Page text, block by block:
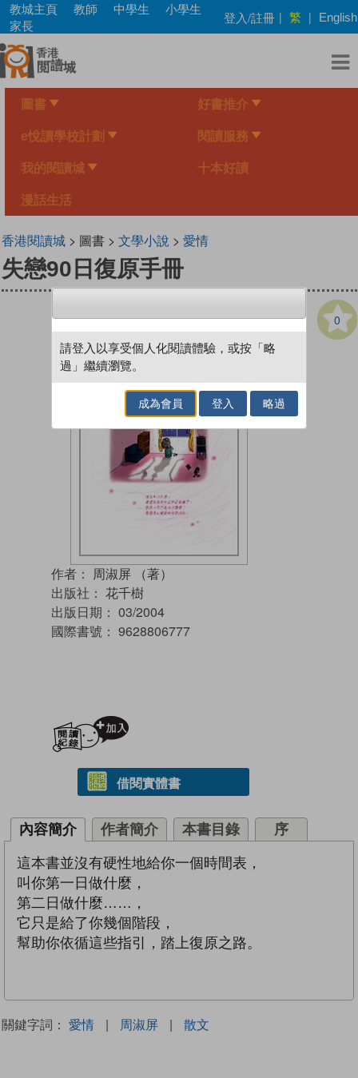
Skip
main
content
教城主頁 教師 中學生
小學生
家長
登入/註冊 | 繁 | English
圖書 好書推介
e悅讀學校計劃 閱讀服務
我的閱讀城 十本好讀
漫話生活
香港閱讀城> 圖書 > 文學小說 > 愛情
失戀90日復原手冊
0
作者： 周淑屏 （著）
出版社： 花千樹
出版日期： 03/2004
國際書號： 9628806777
借閱實體書
內容簡介 作者簡介 本書目錄 序
這本書並沒有硬性地給你一個時間表，
叫你第一日做什麼，
第二日做什麼……，
它只是給了你幾個階段，
幫助你依循這些指引，踏上復原之路。
關鍵字詞： 愛情 | 周淑屏 | 散文
請登入以享受個人化閱讀體驗，或按「略
過」繼續瀏覽。
成為會員 登入 略過